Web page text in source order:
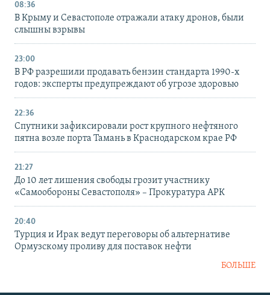
08:36
В Крыму и Севастополе отражали атаку дронов, были
слышны взрывы
23:00
В РФ разрешили продавать бензин стандарта 1990-х
годов: эксперты предупреждают об угрозе здоровью
22:36
Спутники зафиксировали рост крупного нефтяного
пятна возле порта Тамань в Краснодарском крае РФ
21:27
До 10 лет лишения свободы грозит участнику
«Самообороны Севастополя» – Прокуратура АРК
20:40
Турция и Ирак ведут переговоры об альтернативе
Ормузскому проливу для поставок нефти
БОЛЬШЕ